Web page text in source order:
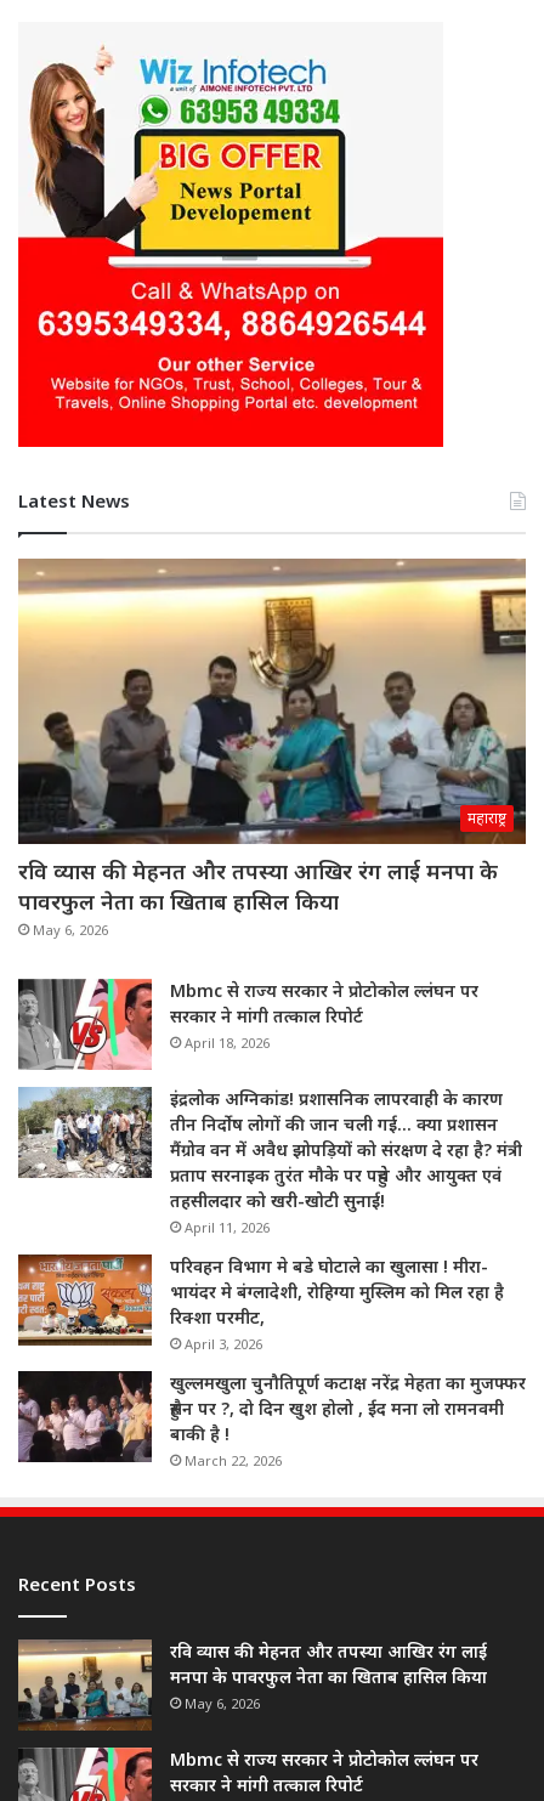
Latest News
महाराष्ट्र
रवि व्यास की मेहनत और तपस्या आखिर रंग लाई मनपा के
पावरफुल नेता का खिताब हासिल किया
May 6, 2026
Mbmc से राज्य सरकार ने प्रोटोकोल ल्लंघन पर
सरकार ने मांगी तत्काल रिपोर्ट
April 18, 2026
इंद्रलोक अग्निकांड! प्रशासनिक लापरवाही के कारण
तीन निर्दोष लोगों की जान चली गई… क्या प्रशासन
मैंग्रोव वन में अवैध झोपड़ियों को संरक्षण दे रहा है? मंत्री
प्रताप सरनाइक तुरंत मौके पर पहुंचे और आयुक्त एवं
तहसीलदार को खरी-खोटी सुनाई!
April 11, 2026
परिवहन विभाग मे बडे घोटाले का खुलासा ! मीरा-
भायंदर मे बंग्लादेशी, रोहिग्या मुस्लिम को मिल रहा है
रिक्शा परमीट,
April 3, 2026
खुल्लमखुला चुनौतिपूर्ण कटाक्ष नरेंद्र मेहता का मुजफ्फर
हुसैन पर ?, दो दिन खुश होलो , ईद मना लो रामनवमी
बाकी है !
March 22, 2026
Recent Posts
रवि व्यास की मेहनत और तपस्या आखिर रंग लाई
मनपा के पावरफुल नेता का खिताब हासिल किया
May 6, 2026
Mbmc से राज्य सरकार ने प्रोटोकोल ल्लंघन पर
सरकार ने मांगी तत्काल रिपोर्ट